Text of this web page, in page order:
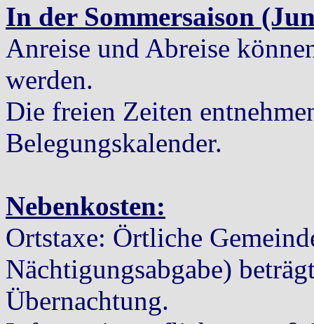
In der Sommersaison
Anreise und Abreise
werden.
Die freien Zeiten
Belegungskalender.
Nebenkosten:
Ortstaxe: Örtliche
Nächtigungsabgabe)
Übernachtung.